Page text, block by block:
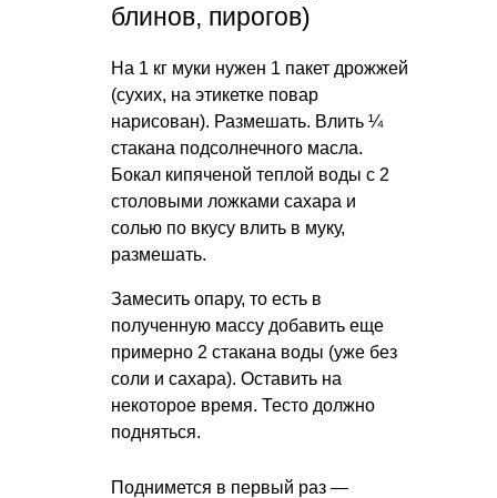
блинов, пирогов)
На 1 кг муки нужен 1 пакет дрожжей
(сухих, на этикетке повар
нарисован). Размешать. Влить ¼
стакана подсолнечного масла.
Бокал кипяченой теплой воды с 2
столовыми ложками сахара и
солью по вкусу влить в муку,
размешать.
Замесить опару, то есть в
полученную массу добавить еще
примерно 2 стакана воды (уже без
соли и сахара). Оставить на
некоторое время. Тесто должно
подняться.
Поднимется в первый раз —